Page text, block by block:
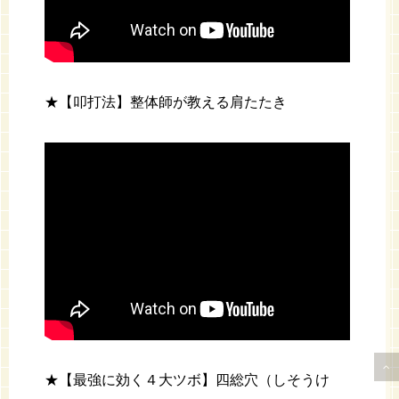
★【叩打法】整体師が教える肩たたき
★【最強に効く４大ツボ】四総穴（しそうけ